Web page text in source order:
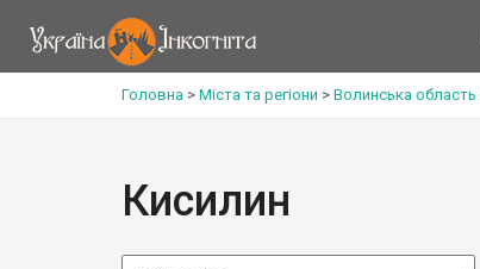
Головна > Міста та регіони > Волинська область
Кисилин